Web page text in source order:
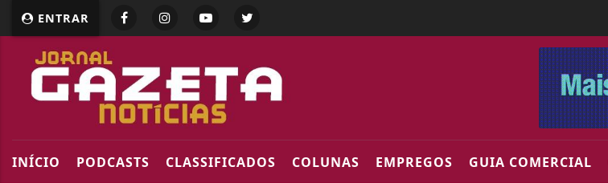
ENTRAR
INÍCIO PODCASTS CLASSIFICADOS COLUNAS EMPREGOS GUIA COMERCIAL